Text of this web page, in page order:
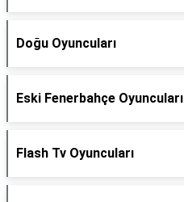
Doğu Oyuncuları
Eski Fenerbahçe Oyuncuları
Flash Tv Oyuncuları